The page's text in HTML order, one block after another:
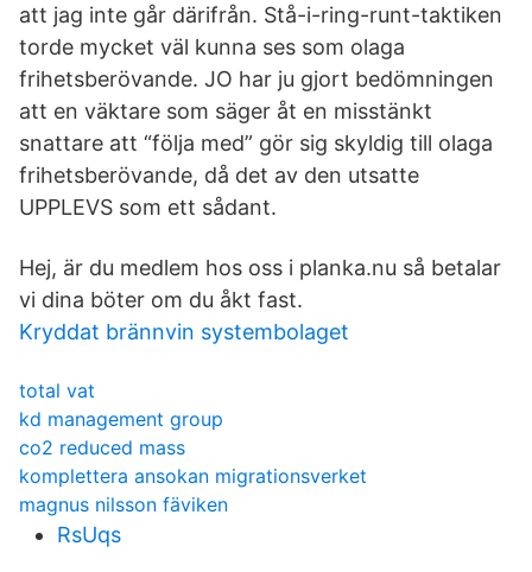
att jag inte går därifrån. Stå-i-ring-runt-taktiken
torde mycket väl kunna ses som olaga
frihetsberövande. JO har ju gjort bedömningen
att en väktare som säger åt en misstänkt
snattare att “följa med” gör sig skyldig till olaga
frihetsberövande, då det av den utsatte
UPPLEVS som ett sådant.
Hej, är du medlem hos oss i planka.nu så betalar
vi dina böter om du åkt fast.
Kryddat brännvin systembolaget
total vat
kd management group
co2 reduced mass
komplettera ansokan migrationsverket
magnus nilsson fäviken
RsUqs